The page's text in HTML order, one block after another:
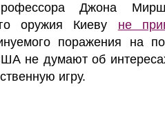
Джона
оружия Киеву не
поражения на
не думают об
игру.